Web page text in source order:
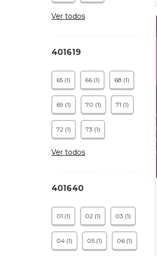
Ver todos
401619
65 (1) 66 (1) 68 (1)
69 (1) 70 (1) 71 (1)
72 (1) 73 (1)
Ver todos
401640
01 (1) 02 (1) 03 (1)
04 (1) 05 (1) 06 (1)